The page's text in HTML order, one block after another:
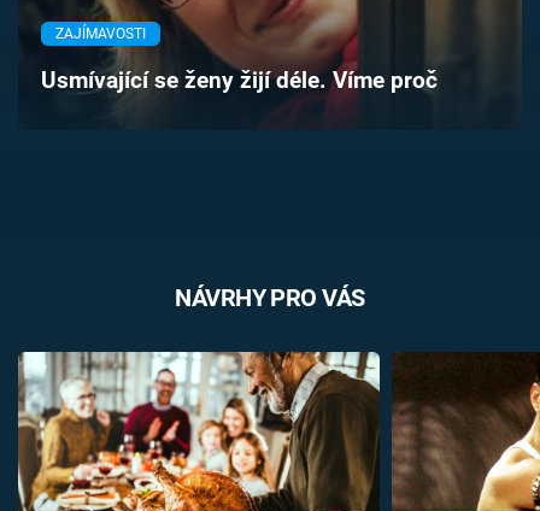
Přihlášení
ZAJÍMAVOSTI
Usmívající se ženy žijí déle. Víme proč
NÁVRHY PRO VÁS